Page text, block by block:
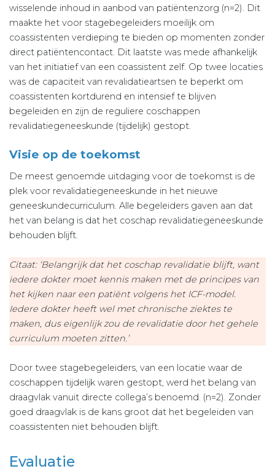
wisselende inhoud in aanbod van patiëntenzorg (n=2). Dit
maakte het voor stagebegeleiders moeilijk om
coassistenten verdieping te bieden op momenten zonder
direct patiëntencontact. Dit laatste was mede afhankelijk
van het initiatief van een coassistent zelf. Op twee locaties
was de capaciteit van revalidatieartsen te beperkt om
coassistenten kortdurend en intensief te blijven
begeleiden en zijn de reguliere coschappen
revalidatiegeneeskunde (tijdelijk) gestopt.
Visie op de toekomst
De meest genoemde uitdaging voor de toekomst is de
plek voor revalidatiegeneeskunde in het nieuwe
geneeskundecurriculum. Alle begeleiders gaven aan dat
het van belang is dat het coschap revalidatiegeneeskunde
behouden blijft.
Citaat: ‘Belangrijk dat het coschap revalidatie blijft, want
iedere dokter moet kennis maken met de principes van
het kijken naar een patiënt volgens het ICF-model.
Iedere dokter heeft wel met chronische ziektes te
maken, dus eigenlijk zou de revalidatie door het gehele
curriculum moeten zitten.’
Door twee stagebegeleiders, van een locatie waar de
coschappen tijdelijk waren gestopt, werd het belang van
draagvlak vanuit directe collega’s benoemd. (n=2). Zonder
goed draagvlak is de kans groot dat het begeleiden van
coassistenten niet behouden blijft.
Evaluatie